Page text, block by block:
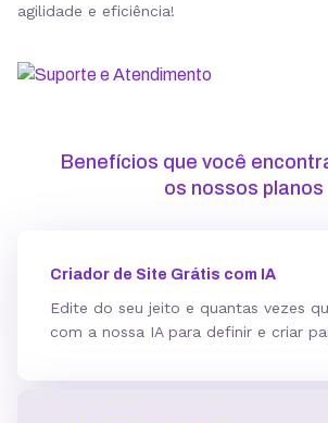
Mod_deflate
agilidade e eficiência!
Benefícios que você
os nossos planos
Criador de Site Grátis com IA
Edite do seu jeito e quantas vezes
com a nossa IA para definir e criar